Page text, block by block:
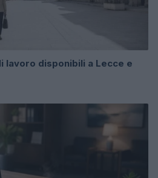
lavoro disponibili a Lecce e